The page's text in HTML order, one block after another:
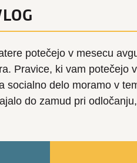
potečejo v mesecu
Pravice, ki vam potečejo
socialno delo moramo v
do zamud pri